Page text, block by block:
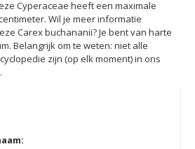
Cyperaceae heeft een maximale
Wil je meer informatie
Carex buchananii? Je bent van harte
Belangrijk om te weten: niet alle
zijn (op elk moment) in ons